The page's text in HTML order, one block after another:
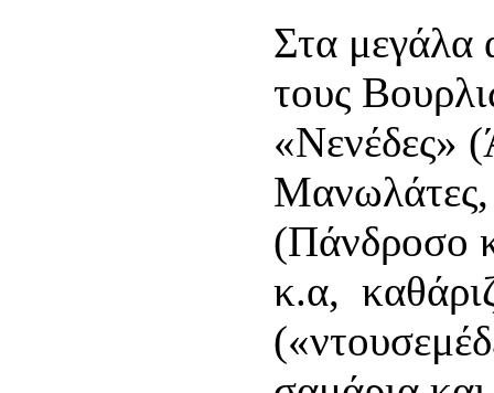
Στα μεγάλα
τους
«Νενέδες»
Μανωλάτες,
(Πάνδροσο
κ.α,